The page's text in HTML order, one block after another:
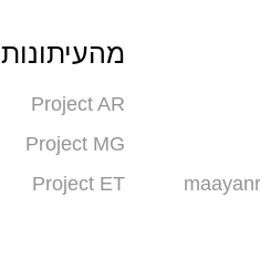
מהעיתונות
Project AR
Project MG
Project ET